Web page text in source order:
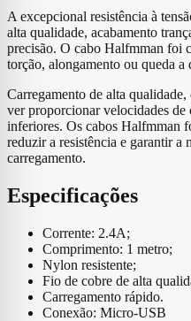
Micro-
USB
Bubble
Series
A excepcional resistência à
alta qualidade, acabamento
precisão. O cabo Halfmman foi
torção, alongamento ou queda a
Carregamento de alta
ver proporcionar velocidades de
inferiores. Os cabos Halfmman
reduzir a resistência e garantir a
carregamento.
Especificações
Corrente: 2.4A;
Comprimento: 1 metro;
Nylon resistente;
Fio de cobre de alta
Carregamento rápido.
Conexão: Micro-USB